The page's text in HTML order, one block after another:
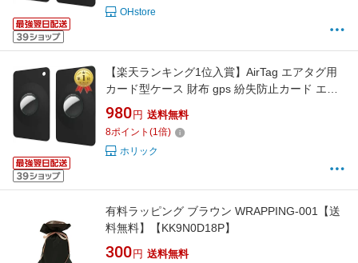
OHstore
【楽天ランキング1位入賞】AirTag エアタグ用
カード型ケース 財布 gps 紛失防止カード エア
タグケース 極薄 盗難防止 ウォレットカードホ
ルダー 軽量 防水 耐衝撃 (ブラック2個セット)
980 円 送料無料
8ポイント (1倍)
ホリック
有料ラッピング ブラウン WRAPPING-001【送
料無料】【KK9N0D18P】
300 円 送料無料